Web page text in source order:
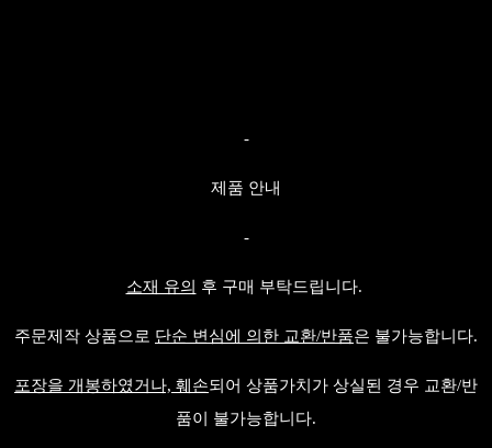
-
제품 안내
-
소재 유의 후 구매 부탁드립니다.
주문제작 상품으로 단순 변심에 의한 교환/반품은 불가능합니다.
포장을 개봉하였거나, 훼손되어 상품가치가 상실된 경우 교환/반
품이 불가능합니다.